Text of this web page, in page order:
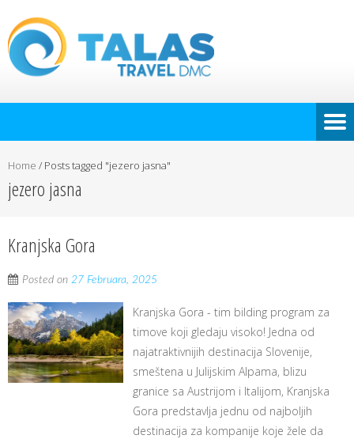
Home / Posts tagged "jezero jasna"
jezero jasna
Kranjska Gora
Posted on 27 Februara, 2025
Kranjska Gora - tim bilding program za
timove koji gledaju visoko! Jedna od
najatraktivnijih destinacija Slovenije,
smeštena u Julijskim Alpama, blizu
granice sa Austrijom i Italijom, Kranjska
Gora predstavlja jednu od najboljih
destinacija za kompanije koje žele da